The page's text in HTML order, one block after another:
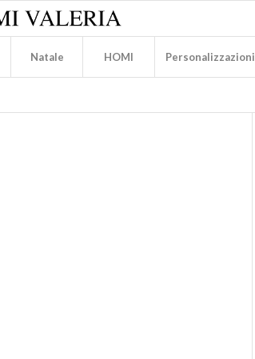
Natale HOMI Personalizzazioni